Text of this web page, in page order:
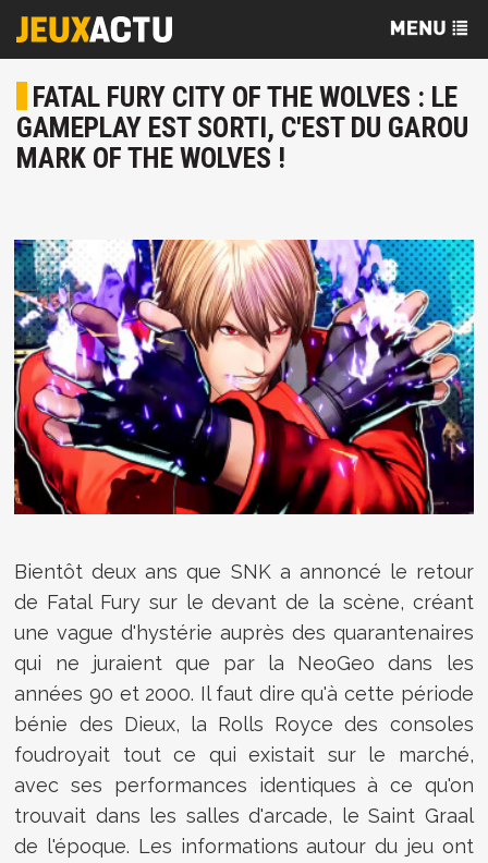
FATAL FURY CITY OF THE WOLVES : LE
GAMEPLAY EST SORTI, C'EST DU GAROU
MARK OF THE WOLVES !
Bientôt deux ans que SNK a annoncé le retour
de Fatal Fury sur le devant de la scène, créant
une vague d'hystérie auprès des quarantenaires
qui ne juraient que par la NeoGeo dans les
années 90 et 2000. Il faut dire qu'à cette période
bénie des Dieux, la Rolls Royce des consoles
foudroyait tout ce qui existait sur le marché,
avec ses performances identiques à ce qu'on
trouvait dans les salles d'arcade, le Saint Graal
de l'époque. Les informations autour du jeu ont